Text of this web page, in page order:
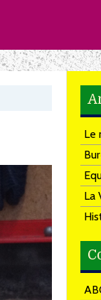
Le
La